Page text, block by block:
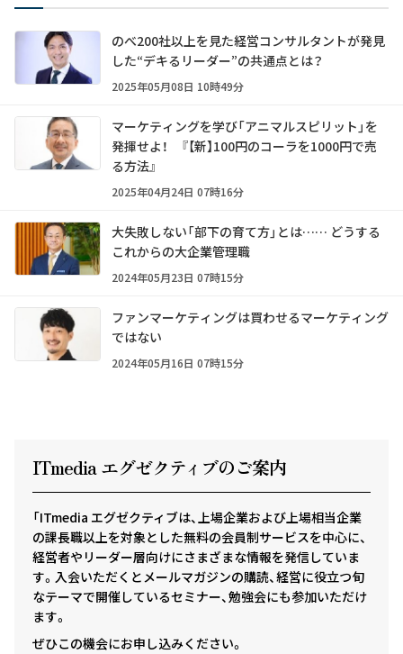
のべ200社以上を見た経営コンサルタントが発見
した“デキるリーダー”の共通点とは？
2025年05月08日 10時49分
マーケティングを学び「アニマルスピリット」を
発揮せよ！ 『【新】100円のコーラを1000円で売
る方法』
2025年04月24日 07時16分
大失敗しない「部下の育て方」とは…… どうする
これからの大企業管理職
2024年05月23日 07時15分
ファンマーケティングは買わせるマーケティング
ではない
2024年05月16日 07時15分
ITmedia エグゼクティ ブのご案内
「ITmedia エグゼクティブは、上場企業および上場相当企業
の課長職以上を対象とした無料の会員制サービスを中心に、
経営者やリーダー層向けにさまざまな情報を発信していま
す。入会いただくとメールマガジンの購読、経営に役立つ旬
なテーマで開催しているセミナー、勉強会にも参加いただけ
ます。
ぜひこの機会にお申し込みください。